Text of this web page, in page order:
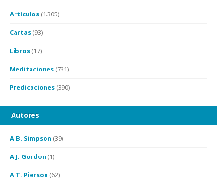
Artículos (1.305)
Cartas (93)
Libros (17)
Meditaciones (731)
Predicaciones (390)
Autores
A.B. Simpson (39)
A.J. Gordon (1)
A.T. Pierson (62)